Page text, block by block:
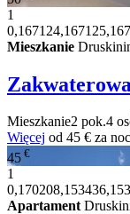
1
Mieszkanie
Mieszkanie2 pok.4
Więcej od 45 € za noc
45 €
1
Apartament